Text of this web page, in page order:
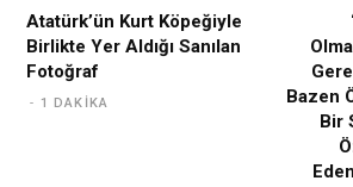
Atatürk’ün Kurt Köpeğiyle
Birlikte Yer Aldığı Sanılan
Fotoğraf
1 DAKIKA
Bazen
Bir